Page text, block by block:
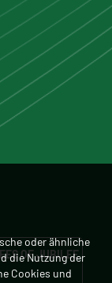
OF JUBILEE
oder ähnliche
die Nutzung der
Cookies und